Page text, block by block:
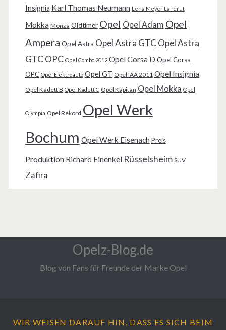
Insignia Karl Thomas Neumann Lena Meyer Landrut
Mokka Monza Oldtimer Opel Opel Adam Opel
Ampera Opel Astra Opel Astra GTC Opel Astra
GTC OPC Opel Combo 2012 Opel Corsa D Opel Corsa
OPC Opel Elektroauto Opel GT Opel IAA 2011 Opel Insignia
Opel Kadett B Opel Kadett C Opel Kapitän Opel Mokka Opel
Olympia Opel Rekord Opel Werk
Bochum Opel Werk Eisenach Preis
Produktion Richard Einenkel Rüsselsheim SUV
Zafira
Opelz-Blog.de
Blog von Fans für Freunde der Marke Opel
WIR WEISEN DARAUF HIN, DASS ES SICH BEIM